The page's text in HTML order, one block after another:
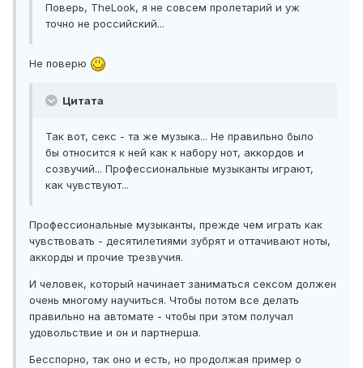
Поверь, TheLook, я не совсем пролетарий и уж
точно не российский...
Не поверю
Цитата
Так вот, секс - та же музыка... Не правильно было
бы относится к ней как к набору нот, аккордов и
созвучий... Профессиональные музыканты играют,
как чувствуют...
Профессиональные музыканты, прежде чем играть как
чувствовать - десятилетиями зубрят и оттачивают ноты,
аккорды и прочие трезвучия.
И человек, который начинает заниматься сексом должен
очень многому научиться. Чтобы потом все делать
правильно на автомате - чтобы при этом получал
удовольствие и он и партнерша.
Бесспорно, так оно и есть, но продолжая пример о